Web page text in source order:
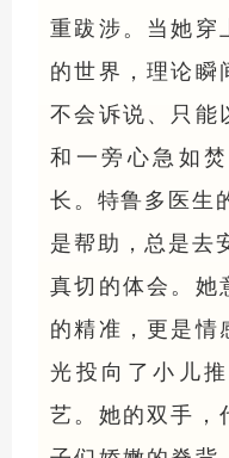
重跋涉。当她穿
的世界，理论瞬
不会诉说、只能
和一旁心急如
长。特鲁多医生
是帮助，总是
真切的体会。她
的精准，更是情
光投向了小儿
艺。她的双手，